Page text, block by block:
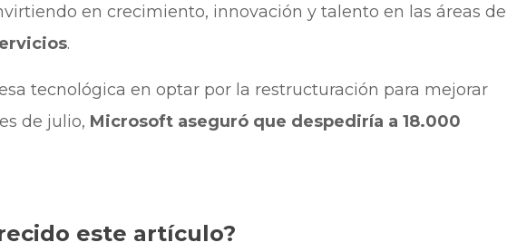
en crecimiento, innovación y talento en las áreas de
.
tecnológica en optar por la restructuración para mejorar
de julio, Microsoft aseguró que despediría a 18.000
este artículo?